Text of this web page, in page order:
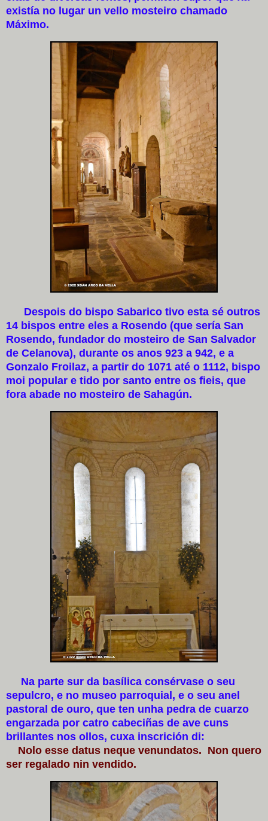
existía no lugar un vello mosteiro chamado
Máximo.
Despois do bispo Sabarico tivo esta sé outros
14 bispos entre eles a Rosendo (que sería San
Rosendo, fundador do mosteiro de San Salvador
de Celanova), durante os anos 923 a 942, e a
Gonzalo Froilaz, a partir do 1071 até o 1112, bispo
moi popular e tido por santo entre os fieis, que
fora abade no mosteiro de Sahagún.
Na parte sur da basílica consérvase o seu
sepulcro, e no museo parroquial, e o seu anel
pastoral de ouro, que ten unha pedra de cuarzo
engarzada por catro cabeciñas de ave cuns
brillantes nos ollos, cuxa inscrición di:
Nolo esse datus neque venundatos. Non quero
ser regalado nin vendido.